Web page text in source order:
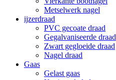
Metselwerk nagel
ijzerdraad
PVC gecoate draad
Gegalvaniseerde draad
Zwart gegloeide draad
Nagel draad
Gaas
Gelast gaas